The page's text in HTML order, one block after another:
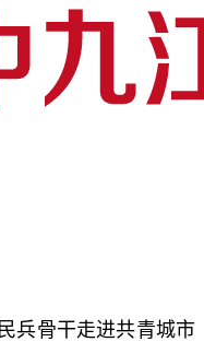
兵骨干走进共青城市